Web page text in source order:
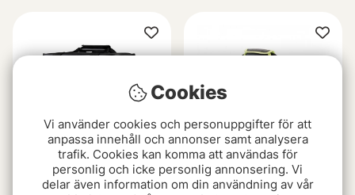
ANGLRS Deluxe Dry Lure
Daiwa Prorex Tackle Box
Cookies
Vi använder cookies och personuppgifter för att
anpassa innehåll och annonser samt analysera
trafik. Cookies kan komma att användas för
personlig och icke personlig annonsering. Vi
delar även information om din användning av vår